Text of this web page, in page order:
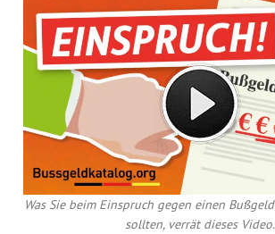
Was Sie beim Einspruch gegen einen
sollten, verrät dieses Video.